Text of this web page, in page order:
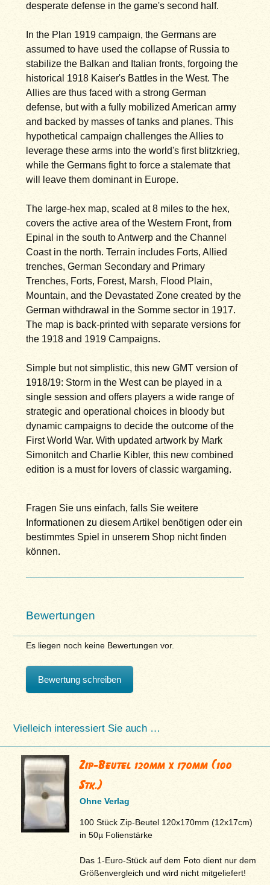
desperate defense in the game's second half.
In the Plan 1919 campaign, the Germans are
assumed to have used the collapse of Russia to
stabilize the Balkan and Italian fronts, forgoing the
historical 1918 Kaiser's Battles in the West. The
Allies are thus faced with a strong German
defense, but with a fully mobilized American army
and backed by masses of tanks and planes. This
hypothetical campaign challenges the Allies to
leverage these arms into the world's first blitzkrieg,
while the Germans fight to force a stalemate that
will leave them dominant in Europe.
The large-hex map, scaled at 8 miles to the hex,
covers the active area of the Western Front, from
Epinal in the south to Antwerp and the Channel
Coast in the north. Terrain includes Forts, Allied
trenches, German Secondary and Primary
Trenches, Forts, Forest, Marsh, Flood Plain,
Mountain, and the Devastated Zone created by the
German withdrawal in the Somme sector in 1917.
The map is back-printed with separate versions for
the 1918 and 1919 Campaigns.
Simple but not simplistic, this new GMT version of
1918/19: Storm in the West can be played in a
single session and offers players a wide range of
strategic and operational choices in bloody but
dynamic campaigns to decide the outcome of the
First World War. With updated artwork by Mark
Simonitch and Charlie Kibler, this new combined
edition is a must for lovers of classic wargaming.
Fragen Sie uns einfach, falls Sie weitere
Informationen zu diesem Artikel benötigen oder ein
bestimmtes Spiel in unserem Shop nicht finden
können.
Bewertungen
Es liegen noch keine Bewertungen vor.
Bewertung schreiben
Vielleich interessiert Sie auch …
Zip-Beutel 120mm x 170mm (100
Stk.)
Ohne Verlag
100 Stück Zip-Beutel 120x170mm (12x17cm)
in 50µ Folienstärke
Das 1-Euro-Stück auf dem Foto dient nur dem
Größenvergleich und wird nicht mitgeliefert!